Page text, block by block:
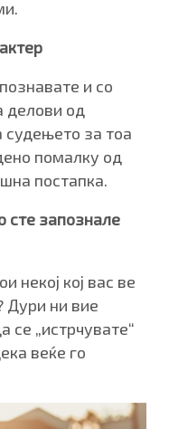
и со
делови од
судењето за тоа
помалку од
постапка.
сте запознале
некој кој вас ве
Дури ни вие
се „истрчувате“
веќе го